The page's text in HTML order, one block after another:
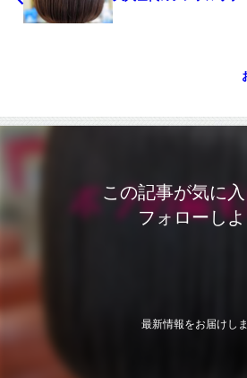
この記事が気に
フォローし
最新情報をお届けし